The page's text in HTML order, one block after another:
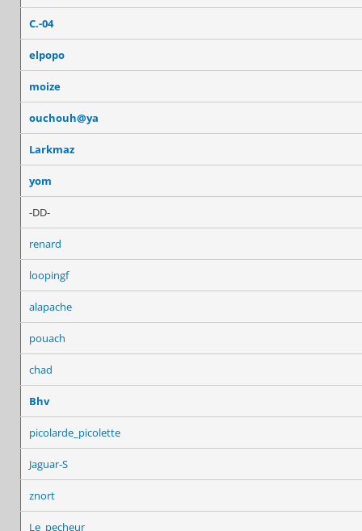
C.-04
elpopo
moize
ouchouh@ya
Larkmaz
yom
-DD-
renard
loopingf
alapache
pouach
chad
Bhv
picolarde_picolette
Jaguar-S
znort
Le_pecheur